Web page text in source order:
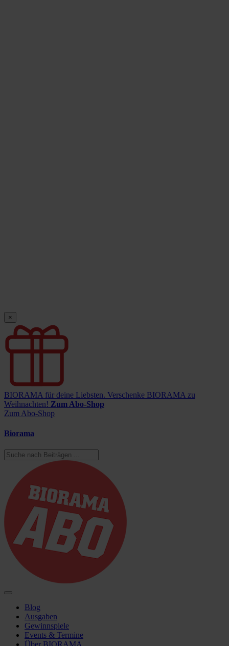
×
BIORAMA für deine Liebsten. Verschenke BIORAMA zu
Weihnachten! Zum Abo-Shop
Zum Abo-Shop
Biorama
Blog
Ausgaben
Gewinnspiele
Events & Termine
Über BIORAMA